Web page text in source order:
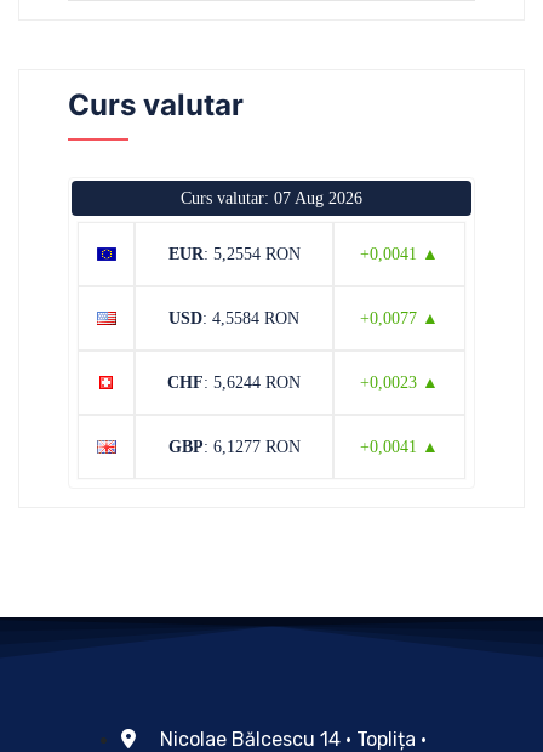
Curs valutar
Curs valutar: 07 Aug 2026
EUR: 5,2554 RON +0,0041 ▲
USD: 4,5584 RON +0,0077 ▲
CHF: 5,6244 RON +0,0023 ▲
GBP: 6,1277 RON +0,0041 ▲
Nicolae Bălcescu 14 • Toplița •